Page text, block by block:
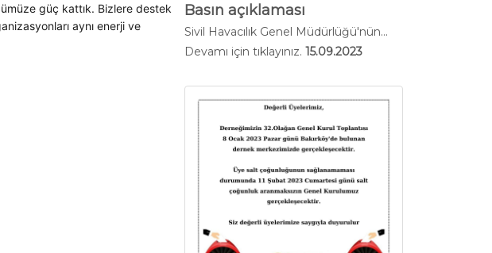
güç kattık. Bizlere destek
aynı enerji ve
Basın açıklaması
Sivil Havacılık Genel Müdürlüğü'nün...
Devamı için tıklayınız. 15.09.2023